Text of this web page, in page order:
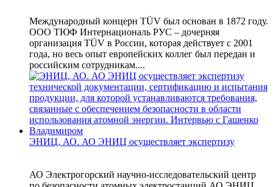
Международный концерн TÜV был основан в 1872 году.
ООО ТЮФ Интернациональ РУС – дочерняя
организация TÜV в России, которая действует с 2001
года, но весь опыт европейских коллег был передан и
российским сотрудникам....
ЭНИЦ, АО. АО ЭНИЦ осуществляет экспертизу
АО Электрогорский научно-исследовательский центр